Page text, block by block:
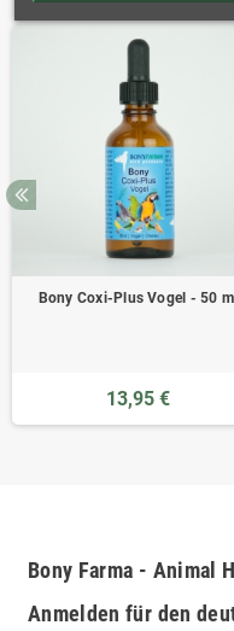
Bony Coxi-Plus Vogel - 50 ml
13,95 €
Bony Farma - Animal
Anmelden für den